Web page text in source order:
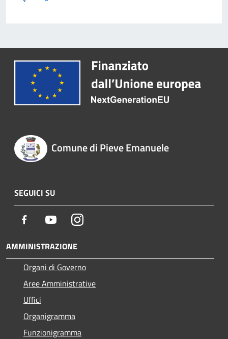
Comune di Pieve Emanuele
SEGUICI SU
Facebook YoutubeInstagram
AMMINISTRAZIONE
Organi di Governo
Aree Amministrative
Uffici
Organigramma
Funzionigramma